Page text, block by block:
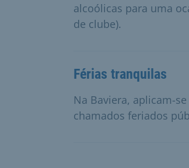
alcoólicas para uma
de clube).
Férias tranquilas
Na Baviera, aplicam-
chamados feriados